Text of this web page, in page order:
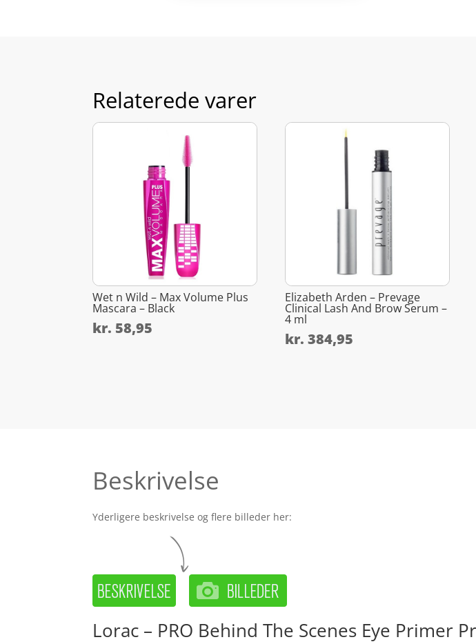
Relaterede varer
Wet n Wild – Max Volume Plus
Mascara – Black
kr. 58,95
Elizabeth Arden – Prevage
Clinical Lash And Brow Serum –
4 ml
kr. 384,95
Beskrivelse
Yderligere beskrivelse og flere billeder her:
Lorac – PRO Behind The Scenes Eye Primer